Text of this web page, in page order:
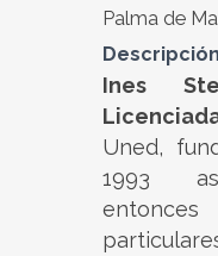
Palma de
Ines
Uned,
1993